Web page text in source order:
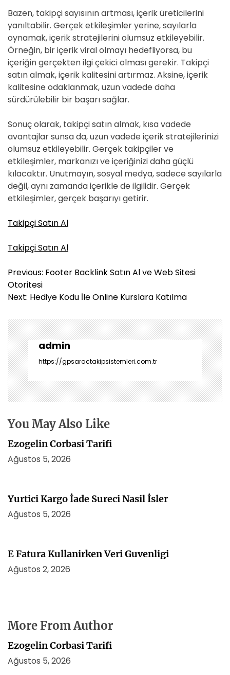
Bazen, takipçi sayısının artması, içerik üreticilerini
yanıltabilir. Gerçek etkileşimler yerine, sayılarla
oynamak, içerik stratejilerini olumsuz etkileyebilir.
Örneğin, bir içerik viral olmayı hedefliyorsa, bu
içeriğin gerçekten ilgi çekici olması gerekir. Takipçi
satın almak, içerik kalitesini artırmaz. Aksine, içerik
kalitesine odaklanmak, uzun vadede daha
sürdürülebilir bir başarı sağlar.
Sonuç olarak, takipçi satın almak, kısa vadede
avantajlar sunsa da, uzun vadede içerik stratejilerinizi
olumsuz etkileyebilir. Gerçek takipçiler ve
etkileşimler, markanızı ve içeriğinizi daha güçlü
kılacaktır. Unutmayın, sosyal medya, sadece sayılarla
değil, aynı zamanda içerikle de ilgilidir. Gerçek
etkileşimler, gerçek başarıyı getirir.
Takipçi Satın Al
Takipçi Satın Al
Y
a
z
g
e
z
i
n
m
e
i
Previous: Footer Backlink Satın Al ve Web Sitesi
Otoritesi
Next: Hediye Kodu İle Online Kurslara Katılma
admin
https://gpsaractakipsistemleri.com.tr
You May Also Like
Ezogelin Corbasi Tarifi
Ağustos 5, 2026
Yurtici Kargo İade Sureci Nasil İsler
Ağustos 5, 2026
E Fatura Kullanirken Veri Guvenligi
Ağustos 2, 2026
More From Author
Ezogelin Corbasi Tarifi
Ağustos 5, 2026